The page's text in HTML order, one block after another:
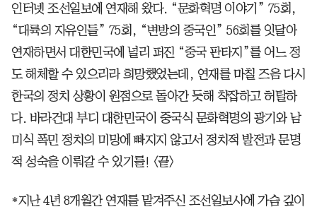
인터넷 조선일보에 연재해 왔다. “문화혁명 이야기” 75회,
“대륙의 자유인들” 75회, “변방의 중국인” 56회를 잇달아
연재하면서 대한민국에 널리 퍼진 “중국 판타지”를 어느 정
도 해체할 수 있으리라 희망했었는데, 연재를 마칠 즈음 다시
한국의 정치 상황이 원점으로 돌아간 듯해 착잡하고 허탈하
다. 바라건대 부디 대한민국이 중국식 문화혁명의 광기와 남
미식 폭민 정치의 미망에 빠지지 않고서 정치적 발전과 문명
적 성숙을 이뤄갈 수 있기를! <끝>
*지난 4년 8개월간 연재를 맡겨주신 조선일보사에 가슴 깊이